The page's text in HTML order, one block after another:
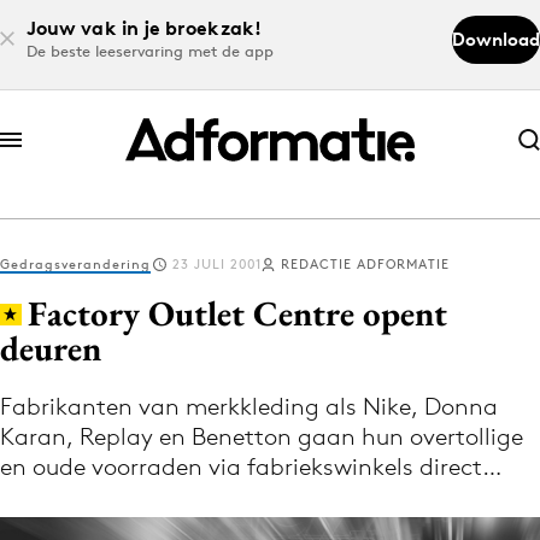
Jouw vak in je broekzak!
De beste leeservaring met de app
Download
Abonneer nu
Abonneer nu
Log in
Volg het laatste nieuws via de Adformatie
Nieuws app
Gedragsverandering 23 JULI 2001 REDACTIE ADFORMATIE
Factory Outlet Centre opent
deuren
Fabrikanten van merkkleding als Nike, Donna
Karan, Replay en Benetton gaan hun overtollige
en oude voorraden via fabriekswinkels direct…